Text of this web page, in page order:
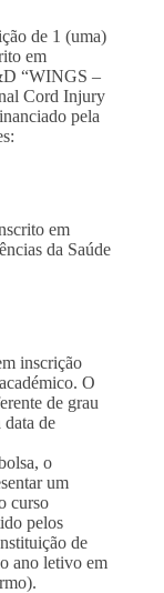
de 1 (uma)
em
“WINGS –
Cord Injury
pela
em
da Saúde
inscrição
O
de grau
data de
o
um
curso
pelos
de
ano letivo em